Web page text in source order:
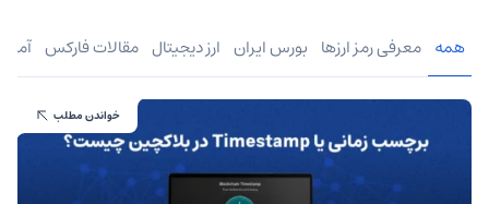
همه معرفی رمز ارزها بورس ایران ارز دیجیتال مقالات فارکس
خواندن مطلب